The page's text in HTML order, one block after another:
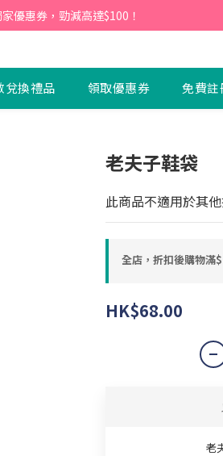
日，首次下單輸入優惠碼「NEW95」即可
優惠券，勁減高達$100！
兌換禮品 領取優惠券 免費註
老夫子鞋袋
此商品不適用於其
全店，折扣後購物滿
HK$68.00
老